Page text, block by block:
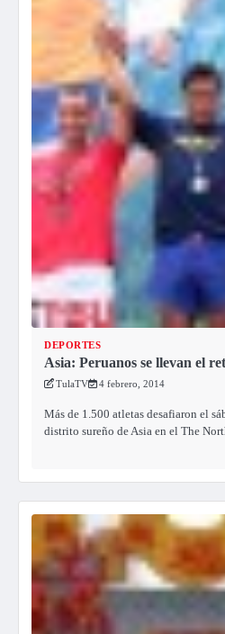
DEPORTES
Asia: Peruanos se llevan el
TulaTV 4 febrero, 2014
Más de 1.500 atletas desafiaron el
distrito sureño de Asia en el The